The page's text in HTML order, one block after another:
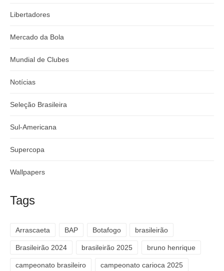
Libertadores
Mercado da Bola
Mundial de Clubes
Notícias
Seleção Brasileira
Sul-Americana
Supercopa
Wallpapers
Tags
Arrascaeta BAP Botafogo brasileirão
Brasileirão 2024 brasileirão 2025 bruno henrique
campeonato brasileiro campeonato carioca 2025